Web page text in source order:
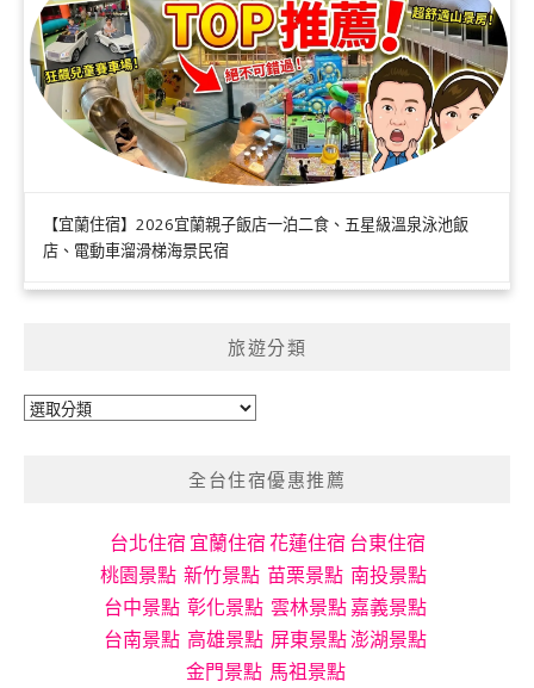
【宜蘭住宿】2026宜蘭親子飯店一泊二食、五星級溫泉泳池飯
店、電動車溜滑梯海景民宿
旅遊分類
旅
全台住宿優惠推薦
台北住宿 宜蘭住宿花蓮住宿 台東住宿
桃園景點 新竹景點 苗栗景點 南投景點
台中景點 彰化景點 雲林景點嘉義景點
台南景點 高雄景點 屏東景點澎湖景點
金門景點 馬祖景點